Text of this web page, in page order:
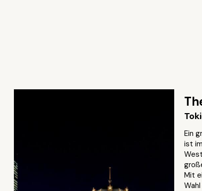
Ein
ist
Mit